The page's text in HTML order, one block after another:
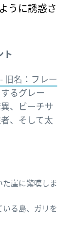
うに誘惑さ
ト
名： フレー
るグレー
、ビーチサ
、そして太
崖に驚嘆しま
る島、ガリを